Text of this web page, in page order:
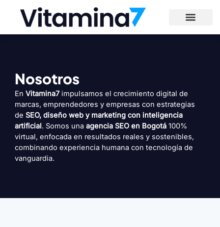
contenido
Nosotros
En Vitamina7impulsamos el crecimiento digital de
marcas, emprendedores y empresas con estrategias
de SEO, diseño web y marketing con inteligencia
artificial. Somos una agencia SEO en Bogotá 100%
virtual, enfocada en resultados reales y sostenibles,
combinando experiencia humana con tecnología de
vanguardia.